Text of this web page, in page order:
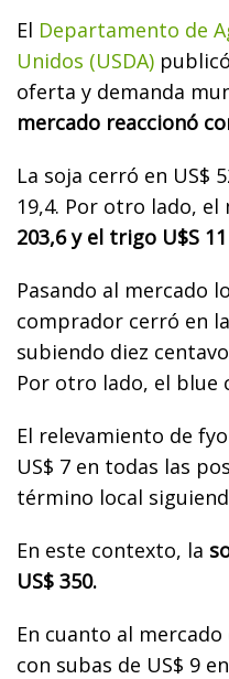
El Departamento de
Unidos (USDA)
oferta y demanda
mercado reaccionó
La soja cerró en US$
19,4. Por otro lado, el
203,6 y el trigo U$S
Pasando al mercado
comprador cerró en
subiendo diez
Por otro lado, el blue
El relevamiento de
US$ 7 en todas las
término local
En este contexto, la
US$ 350.
En cuanto al
con subas de US$ 9